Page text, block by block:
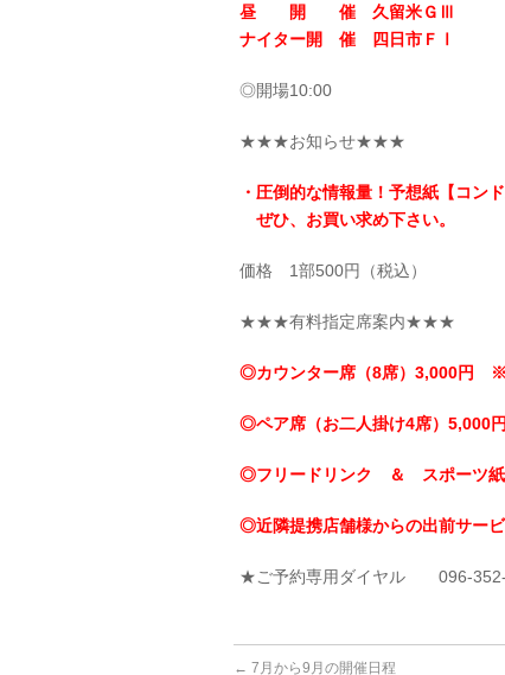
昼 開 催 久留米ＧⅢ
ナイター開 催 四日市ＦⅠ
◎開場10:00
★★★お知らせ★★★
・圧倒的な情報量！予想紙【コン
ぜひ、お買い求め下さい。
価格 1部500円（税込）
★★★有料指定席案内★★★
◎カウンター席（8席）3,000円
◎ペア席（お二人掛け4席）
◎フリードリンク ＆ スポーツ紙
◎近隣提携店舗様からの出前サービ
★ご予約専用ダイヤル 096-
← 7月から9月の開催日程